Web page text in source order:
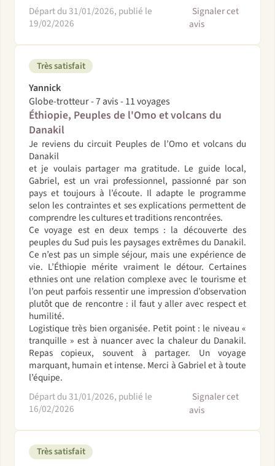
Départ du 31/01/2026, publié le
19/02/2026
Signaler cet
avis
Très satisfait
Yannick
Globe-trotteur - 7 avis - 11 voyages
Éthiopie, Peuples de l'Omo et volcans du
Danakil
Je reviens du circuit Peuples de l’Omo et volcans du
Danakil
et je voulais partager ma gratitude. Le guide local,
Gabriel, est un vrai professionnel, passionné par son
pays et toujours à l’écoute. Il adapte le programme
selon les contraintes et ses explications permettent de
comprendre les cultures et traditions rencontrées.
Ce voyage est en deux temps : la découverte des
peuples du Sud puis les paysages extrêmes du Danakil.
Ce n’est pas un simple séjour, mais une expérience de
vie. L’Éthiopie mérite vraiment le détour. Certaines
ethnies ont une relation complexe avec le tourisme et
l’on peut parfois ressentir une impression d’observation
plutôt que de rencontre : il faut y aller avec respect et
humilité.
Logistique très bien organisée. Petit point : le niveau «
tranquille » est à nuancer avec la chaleur du Danakil.
Repas copieux, souvent à partager. Un voyage
marquant, humain et intense. Merci à Gabriel et à toute
l’équipe.
Départ du 31/01/2026, publié le
16/02/2026
Signaler cet
avis
Très satisfait